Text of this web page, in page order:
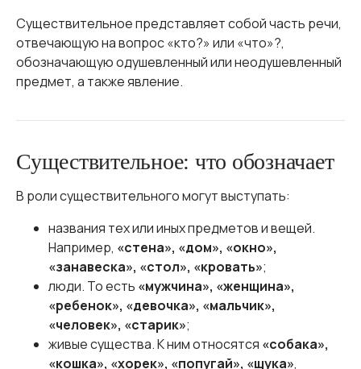
Существительное представляет собой часть речи,
отвечающую на вопрос «кто?» или «что»?,
обозначающую одушевленный или неодушевленный
предмет, а также явление.
Существительное: что обозначает
В роли существительного могут выступать:
названия тех или иных предметов и вещей.
Например, «стена», «дом», «окно»,
«занавеска», «стол», «кровать»;
люди. То есть «мужчина», «женщина»,
«ребенок», «девочка», «мальчик»,
«человек», «старик»;
живые существа. К ним относятся «собака»,
«кошка», «хорек», «попугай», «щука»,